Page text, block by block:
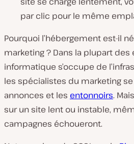
par clic pour le même
Pourquoi l’hébergement est-il
marketing ? Dans la plupart
informatique s’occupe de
les spécialistes du marketing
annonces et les entonnoirs.
sur un site lent ou instable,
campagnes échoueront.